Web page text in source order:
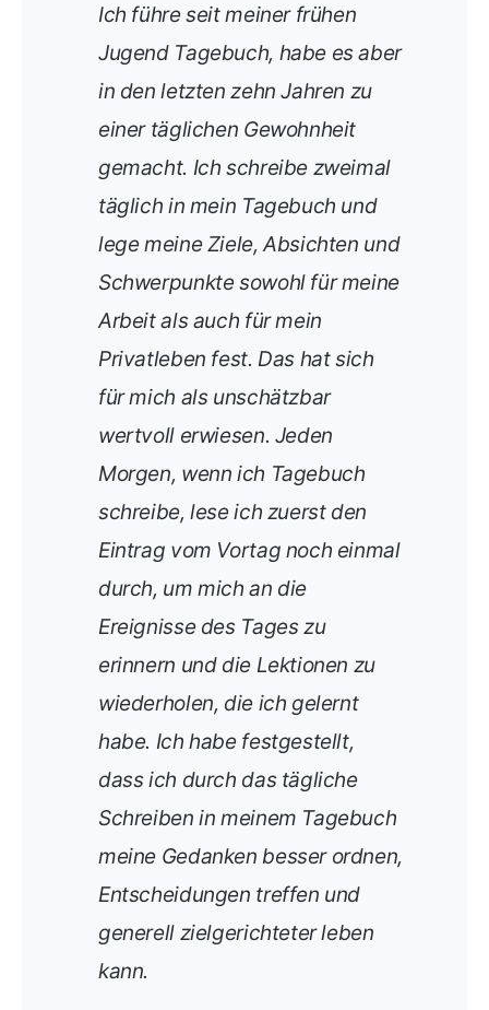
Ich führe seit meiner frühen
Jugend Tagebuch, habe es aber
in den letzten zehn Jahren zu
einer täglichen Gewohnheit
gemacht. Ich schreibe zweimal
täglich in mein Tagebuch und
lege meine Ziele, Absichten und
Schwerpunkte sowohl für meine
Arbeit als auch für mein
Privatleben fest. Das hat sich
für mich als unschätzbar
wertvoll erwiesen. Jeden
Morgen, wenn ich Tagebuch
schreibe, lese ich zuerst den
Eintrag vom Vortag noch einmal
durch, um mich an die
Ereignisse des Tages zu
erinnern und die Lektionen zu
wiederholen, die ich gelernt
habe. Ich habe festgestellt,
dass ich durch das tägliche
Schreiben in meinem Tagebuch
meine Gedanken besser ordnen,
Entscheidungen treffen und
generell zielgerichteter leben
kann.